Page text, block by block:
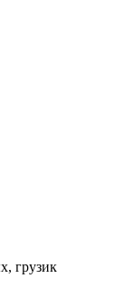
грузик